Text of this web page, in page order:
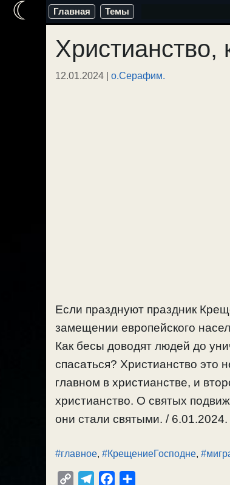
Перейти
содержимому
Главная Темы
Христианство,
12.01.2024 | о.Серафим.
Если празднуют праздник
замещении европейского
Как бесы доводят людей до
спасаться? Христианство это
главном в христианстве, и
христианство. О святых
они стали святыми. / 6.01.2024.
#главное, #КрещениеГосподне,
☾